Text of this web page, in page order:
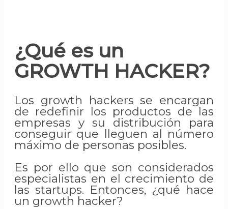
¿Qué es un
GROWTH HACKER?
Los growth hackers se encargan
de redefinir los productos de las
empresas y su distribución para
conseguir que lleguen al número
máximo de personas posibles.
Es por ello que son considerados
especialistas en el crecimiento de
las startups. Entonces, ¿qué hace
un growth hacker?